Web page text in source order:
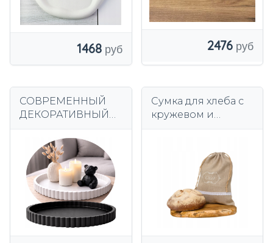
1468 2476
СОВРЕМЕННЫЙ
ДЕКОРАТИВНЫЙ
ОРГАНИЗАТОР ДЛЯ
СВЕЧЕЙ
КОСМЕТИКА
ЮВЕЛИРНЫЕ
КЛЮЧИ
Сумка для хлеба с
кружевом и
размера XXL.